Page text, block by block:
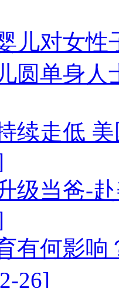
儿对女性
圆单身人
续走低
级当爸-
有何影
26]